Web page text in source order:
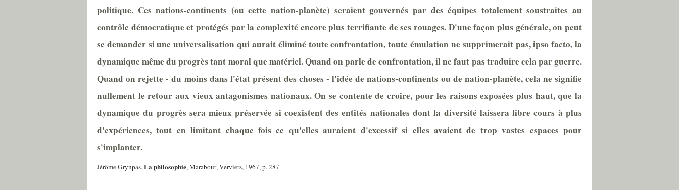
politique. Ces nations-continents (ou cette nation-planète) seraient gouvernés par des équipes totalement soustraites au
contrôle démocratique et protégés par la complexité encore plus terrifiante de ses rouages. D'une façon plus générale, on peut
se demander si une universalisation qui aurait éliminé toute confrontation, toute émulation ne supprimerait pas, ipso facto, la
dynamique même du progrès tant moral que matériel. Quand on parle de confrontation, il ne faut pas traduire cela par guerre.
Quand on rejette - du moins dans l'état présent des choses - l'idée de nations-continents ou de nation-planète, cela ne signifie
nullement le retour aux vieux antagonismes nationaux. On se contente de croire, pour les raisons exposées plus haut, que la
dynamique du progrès sera mieux préservée si coexistent des entités nationales dont la diversité laissera libre cours à plus
d'expériences, tout en limitant chaque fois ce qu'elles auraient d'excessif si elles avaient de trop vastes espaces pour
s'implanter.
Jérôme Grynpas,La philosophie, Marabout, Verviers, 1967, p. 287.